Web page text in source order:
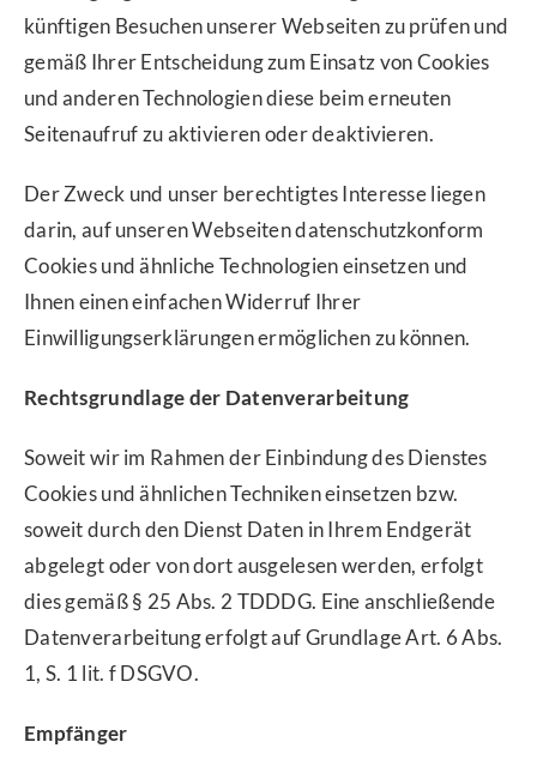
künftigen Besuchen unserer Webseiten zu prüfen und
gemäß Ihrer Entscheidung zum Einsatz von Cookies
und anderen Technologien diese beim erneuten
Seitenaufruf zu aktivieren oder deaktivieren.
Der Zweck und unser berechtigtes Interesse liegen
darin, auf unseren Webseiten datenschutzkonform
Cookies und ähnliche Technologien einsetzen und
Ihnen einen einfachen Widerruf Ihrer
Einwilligungserklärungen ermöglichen zu können.
Rechtsgrundlage der Datenverarbeitung
Soweit wir im Rahmen der Einbindung des Dienstes
Cookies und ähnlichen Techniken einsetzen bzw.
soweit durch den Dienst Daten in Ihrem Endgerät
abgelegt oder von dort ausgelesen werden, erfolgt
dies gemäß § 25 Abs. 2 TDDDG. Eine anschließende
Datenverarbeitung erfolgt auf Grundlage Art. 6 Abs.
1, S. 1 lit. f DSGVO.
Empfänger